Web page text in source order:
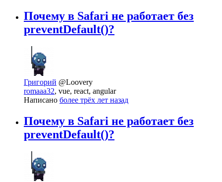
Почему в Safari не работает без
preventDefault()?
Григорий @Loovery
romaaa32, vue, react, angular
Написано более трёх лет назад
Почему в Safari не работает без
preventDefault()?